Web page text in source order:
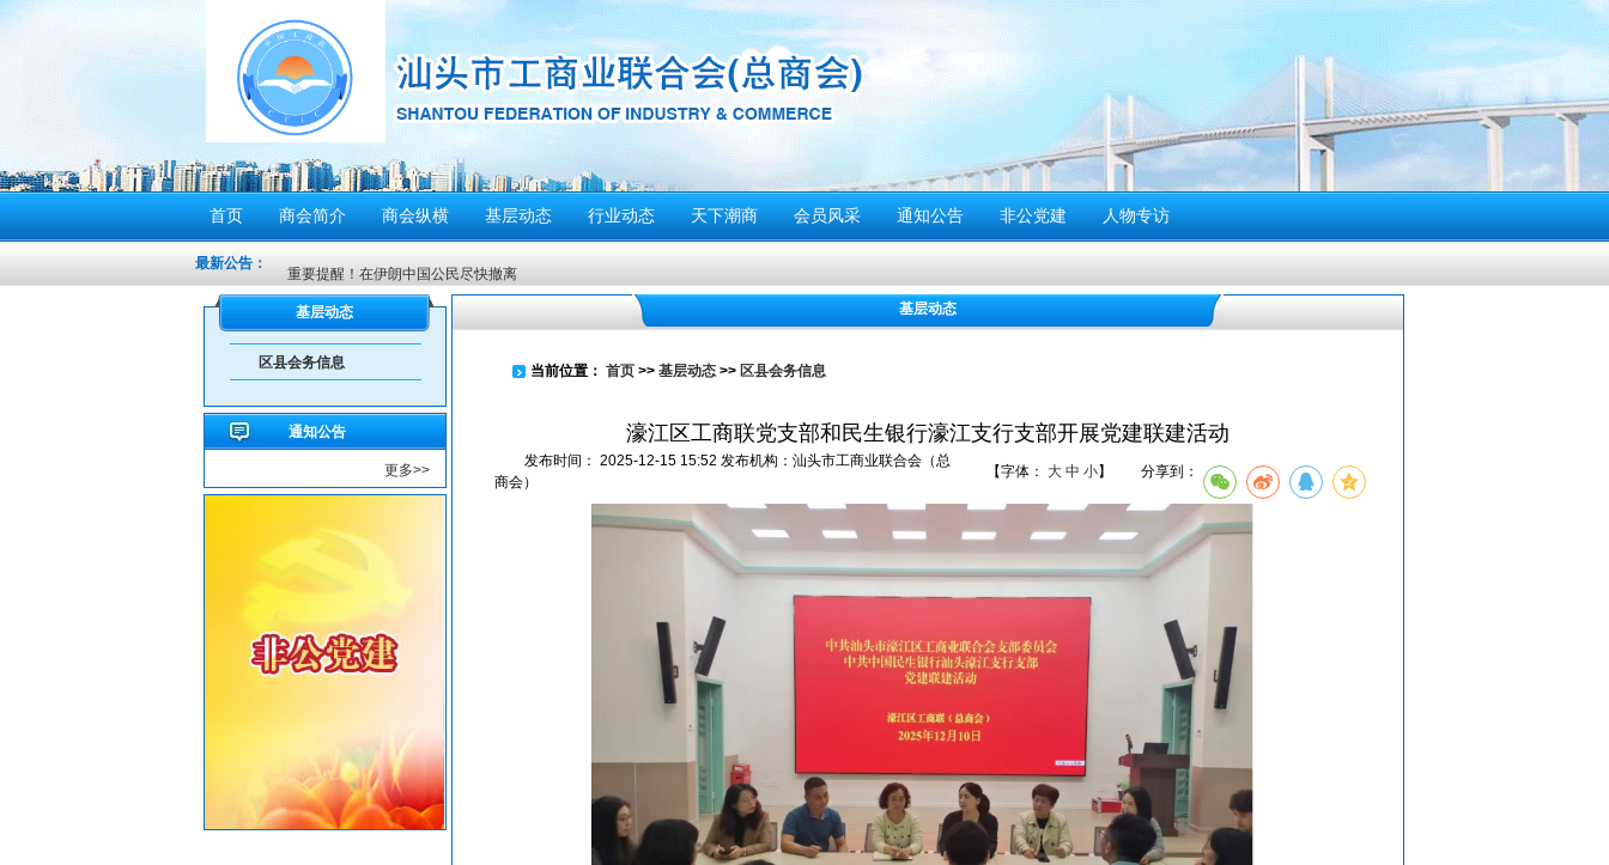
首页 商会简介 商会纵横 基层动态 行业动态 天下潮商 会员风采 通知公告 非公党建 人物专访
最新公告： 重要提醒！在伊朗中国公民尽快撤离
密切关注超强台风“桦加沙”，注意防范
汕头将分区域、分行业、分时段实行“四停”
感谢信
汕头市2026年“6·30”助力乡村振兴活动倡议书
【人民防空宣传周】如何辨别防空警报？我们应该...
6月21日10时15分，汕头将实施防空警报试鸣！
汕头发布2026年6月份重点行业领域安全风险提示
重要提醒！中国公民近期避免前往日本
基层动态
区县会务信息
通知公告
更多>>
基层动态
当前位置： 首页 >> 基层动态 >> 区县会务信息
濠江区工商联党支部和民生银行濠江支行支部开展党建联建活动
发布时间： 2025-12-15 15:52 发布机构： 汕头市工商业联合会（总
商会）
【字体： 大 中 小】 分享到：